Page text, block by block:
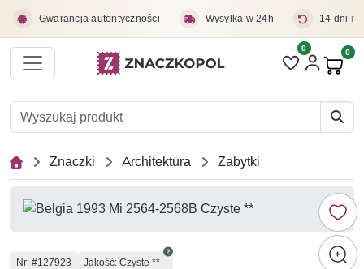
Gwarancja autentyczności Wysyłka w 24h 14 dni
Liczba pozycji
0 0
Znaczki Architektura Zabytki
Numer
Nr: #127923 Jakość: Czyste **